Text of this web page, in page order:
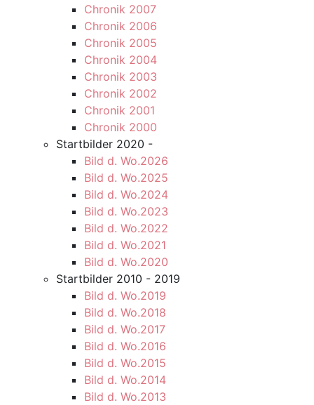
Chronik 2007
Chronik 2006
Chronik 2005
Chronik 2004
Chronik 2003
Chronik 2002
Chronik 2001
Chronik 2000
Startbilder 2020 -
Bild d. Wo.2026
Bild d. Wo.2025
Bild d. Wo.2024
Bild d. Wo.2023
Bild d. Wo.2022
Bild d. Wo.2021
Bild d. Wo.2020
Startbilder 2010 - 2019
Bild d. Wo.2019
Bild d. Wo.2018
Bild d. Wo.2017
Bild d. Wo.2016
Bild d. Wo.2015
Bild d. Wo.2014
Bild d. Wo.2013